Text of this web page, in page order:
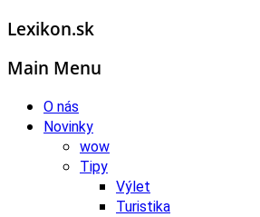
Lexikon.sk
Main Menu
O nás
Novinky
wow
Tipy
Výlet
Turistika